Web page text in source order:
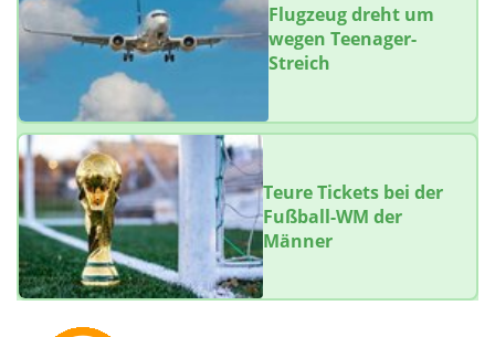
Flugzeug dreht um
wegen Teenager-
Streich
Teure Tickets bei der
Fußball-WM der
Männer